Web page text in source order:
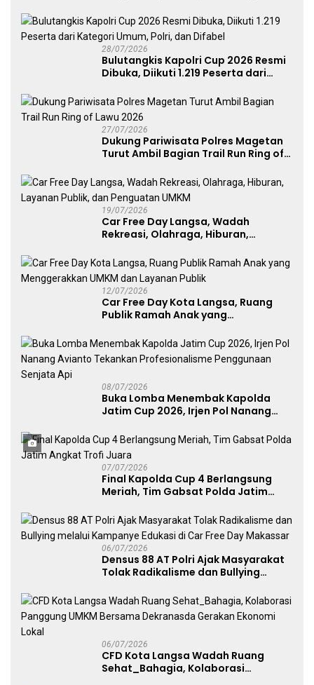
Atlet Nasional
28/07/2026
Bulutangkis Kapolri Cup 2026 Resmi
Dibuka, Diikuti 1.219 Peserta dari
27/07/2026
Dukung Pariwisata Polres Magetan
Turut Ambil Bagian Trail Run Ring of
19/07/2026
Car Free Day Langsa, Wadah
Rekreasi, Olahraga, Hiburan,
UMKM
12/07/2026
Car Free Day Kota Langsa, Ruang
Publik Ramah Anak yang
Publik
08/07/2026
Buka Lomba Menembak Kapolda
Jatim Cup 2026, Irjen Pol Nanang
Penggunaan Senjata Api
07/07/2026
Final Kapolda Cup 4 Berlangsung
Meriah, Tim Gabsat Polda Jatim
06/07/2026
Densus 88 AT Polri Ajak Masyarakat
Tolak Radikalisme dan Bullying
Free Day Makassar
06/07/2026
CFD Kota Langsa Wadah Ruang
Sehat_Bahagia, Kolaborasi